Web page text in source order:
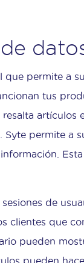
que permite a
tus
artículos
permite a
de
clientes que
pueden
pueden